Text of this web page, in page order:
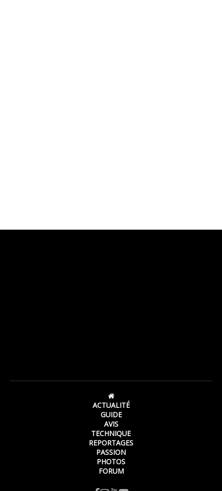
ACTUALITÉ
GUIDE
AVIS
TECHNIQUE
REPORTAGES
PASSION
PHOTOS
FORUM